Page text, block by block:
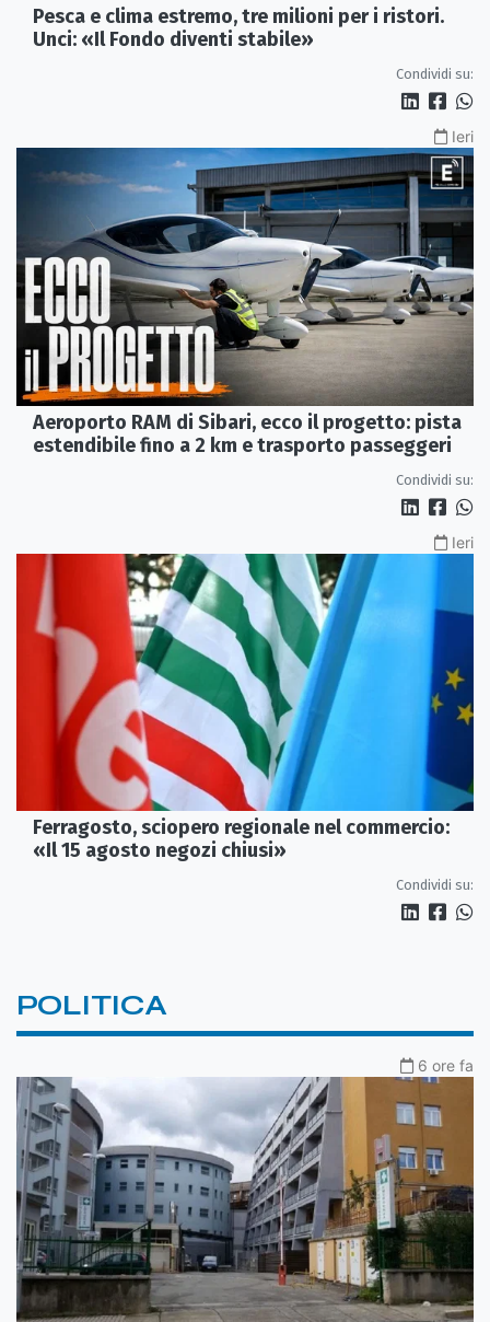
Pesca e clima estremo, tre milioni per i ristori.
Unci: «Il Fondo diventi stabile»
Condividi su:
Ieri
Aeroporto RAM di Sibari, ecco il progetto: pista
estendibile fino a 2 km e trasporto passeggeri
Condividi su:
Ieri
Ferragosto, sciopero regionale nel commercio:
«Il 15 agosto negozi chiusi»
Condividi su:
POLITICA
6 ore fa